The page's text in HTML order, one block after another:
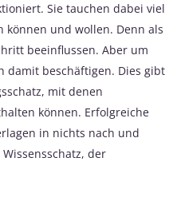
Sie tauchen dabei viel
können und wollen. Denn als
beeinflussen. Aber um
damit beschäftigen. Dies gibt
mit denen
können. Erfolgreiche
in nichts nach und
der